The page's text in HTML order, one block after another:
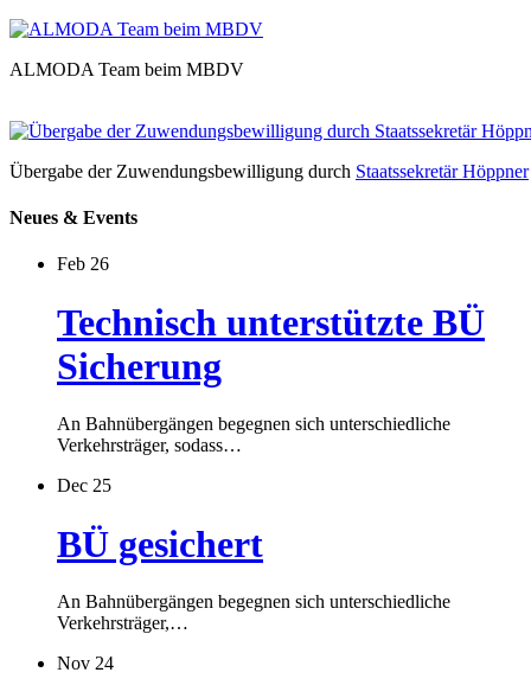
ALMODA Team beim MBDV
Übergabe der Zuwendungsbewilligung durch Staatssekretär Höppner
Neues & Events
Feb 26
Technisch unterstützte BÜ
Sicherung
An Bahnübergängen begegnen sich unterschiedliche
Verkehrsträger, sodass…
Dec 25
BÜ gesichert
An Bahnübergängen begegnen sich unterschiedliche
Verkehrsträger,…
Nov 24